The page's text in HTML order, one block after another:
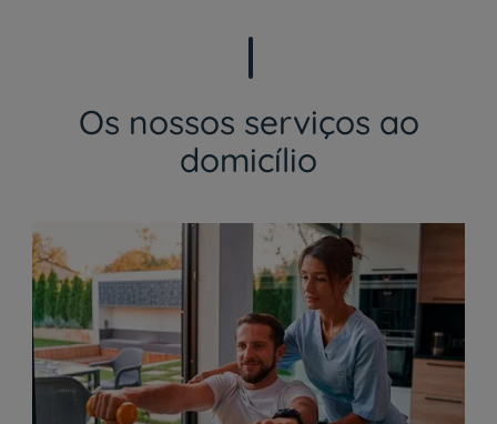
Os nossos serviços ao
domicílio